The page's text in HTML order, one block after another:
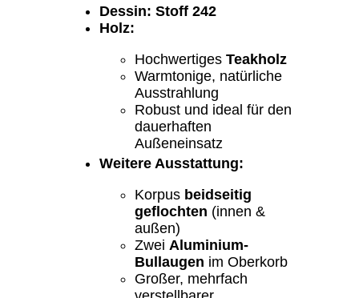
Dessin: Stoff 242
Holz:
Hochwertiges Teakholz
Warmtonige, natürliche
Ausstrahlung
Robust und ideal für den
dauerhaften
Außeneinsatz
Weitere Ausstattung:
Korpus beidseitig
geflochten (innen &
außen)
Zwei Aluminium-
Bullaugen im Oberkorb
Großer, mehrfach